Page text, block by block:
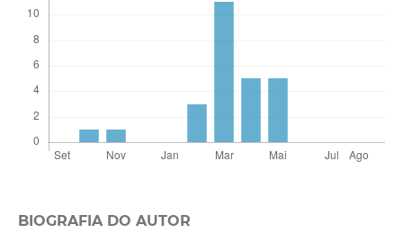
BIOGRAFIA DO AUTOR